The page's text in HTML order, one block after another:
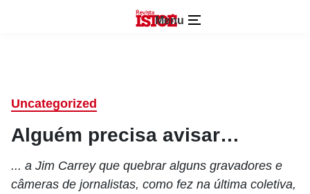
Menu
Uncategorized
Alguém precisa avisar…
... a Jim Carrey que quebrar alguns gravadores e
câmeras de jornalistas, como fez na última coletiva,